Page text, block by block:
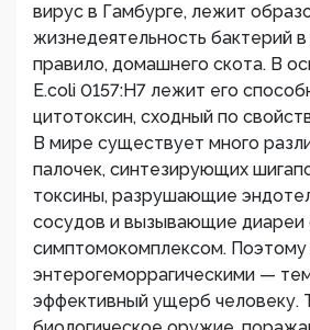
вирус в Гамбурге, лежит
жизнедеятельность бактерий
правило, домашнего скота. В
E.coli 0157:H7 лежит его
цитотоксин, сходный по
В мире существует много
палочек, синтезирующих
токсины, разрушающие
сосудов и вызывающие диареи
симптомокомплексом. Поэтому
энтерогеморрагическими —
эффективный ущерб человеку.